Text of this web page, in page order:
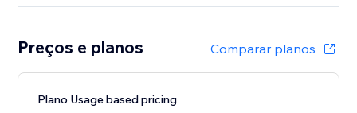
Preços e planos Comparar planos
Plano Usage based pricing